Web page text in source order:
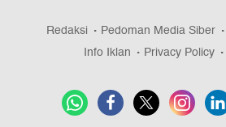
Redaksi Pedoman Media Siber
Info Iklan
Privacy Policy